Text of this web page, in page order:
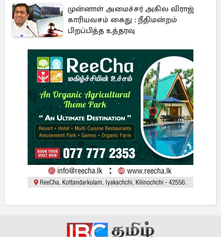
முன்னாள் அமைச்சர் அகில விராஜ்
காரியவசம் கைது : நீதிமன்றம்
பிறப்பித்த உத்தரவு